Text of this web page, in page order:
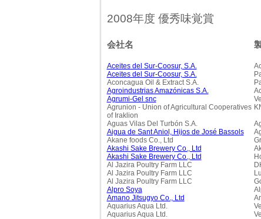
2008年度 優秀味覚賞
会社名
Aceites del Sur-Coosur, S.A.
Aceites del Sur-Coosur, S.A.
Aconcagua Oil & Extract S.A.
Agroindustrias Amazónicas S.A.
Agrumi-Gel snc
Agrunion - Union of Agricultural Cooperatives
of Iraklion
Aguas Vilas Del Turbón S.A.
Aigua de Sant Aniol, Hijos de José Bassols
Akane foods Co., Ltd
Akashi Sake Brewery Co., Ltd
Akashi Sake Brewery Co., Ltd
Al Jazira Poultry Farm LLC
Al Jazira Poultry Farm LLC
Al Jazira Poultry Farm LLC
Alpro Soya
Amano Jitsugyo Co., Ltd
Aquarius Aqua Ltd.
Aquarius Aqua Ltd.